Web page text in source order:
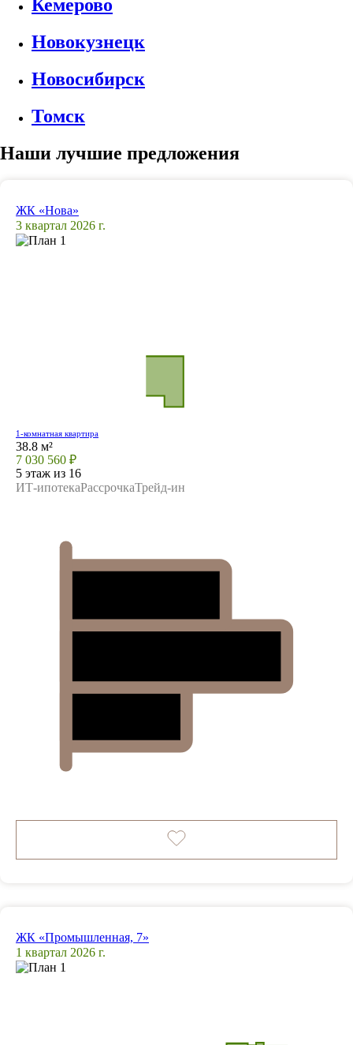
Кемерово
Новокузнецк
Новосибирск
Томск
Наши лучшие предложения
ЖК «Нова»
3 квартал 2026 г.
1-комнатная квартира
38.8 м²
7 030 560 ₽
5 этаж из 16
ИТ-ипотекаРассрочкаТрейд-ин
ЖК «Промышленная, 7»
1 квартал 2026 г.